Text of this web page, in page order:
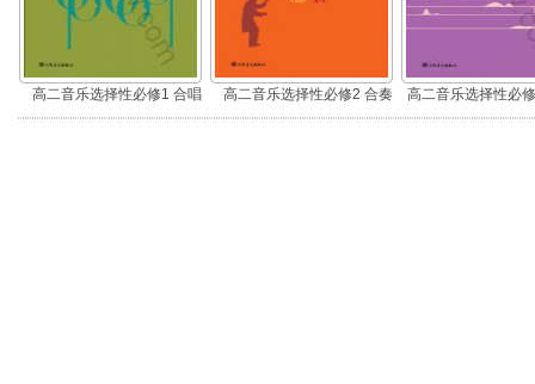
高二音乐选择性必修1 合唱 高二音乐选择性必修2 合奏
高二音乐选择性必
演